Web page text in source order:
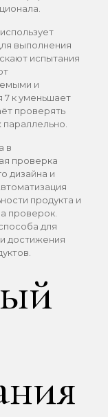
выполнения
испытания
и
7 к уменьшает
проверять
в
проверка
дизайна и
продукта и
проверок.
для
достижения